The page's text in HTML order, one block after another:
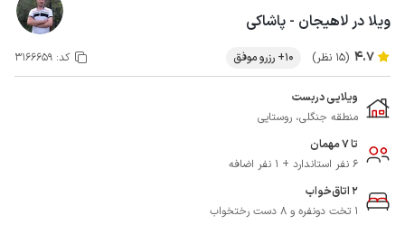
ویلا در لاهیجان - پاشاکی
4.7 (15 نظر) 10+ رزرو موفق کد: 3166659
ویلایی دربست
منطقه جنگلی، روستایی
تا 7 مهمان
6 نفر استاندارد + 1 نفر اضافه
2 اتاق‌خواب
1 تخت دونفره و 8 دست رختخواب